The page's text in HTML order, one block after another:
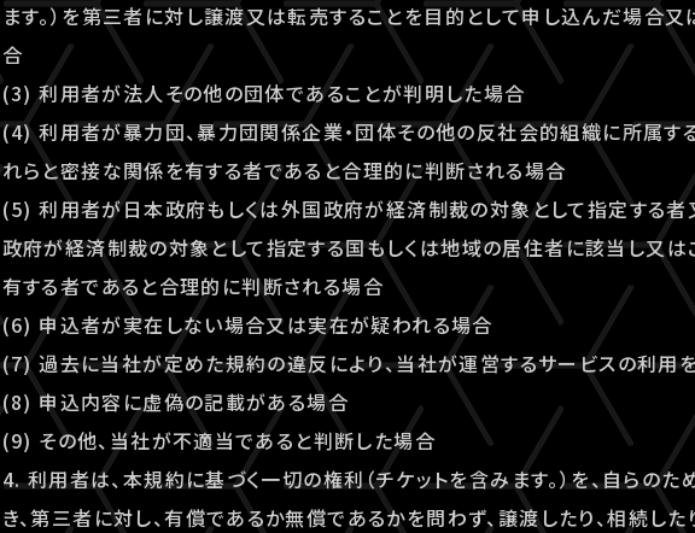
ます。）を第三者に対し譲渡又は転売することを目的として申し込んだ場合
合
(3) 利用者が法人その他の団体であることが判明した場合
(4) 利用者が暴力団、暴力団関係企業・団体その他の反社会的組織に所属す
れらと密接な関係を有する者であると合理的に判断される場合
(5) 利用者が日本政府もしくは外国政府が経済制裁の対象として指定する者
政府が経済制裁の対象として指定する国もしくは地域の居住者に該当し又
有する者であると合理的に判断される場合
(6) 申込者が実在しない場合又は実在が疑われる場合
(7) 過去に当社が定めた規約の違反により、当社が運営するサービスの利用
(8) 申込内容に虚偽の記載がある場合
(9) その他、当社が不適当であると判断した場合
4. 利用者は、本規約に基づく一切の権利（チケットを含みます。）を、自らの
き、第三者に対し、有償であるか無償であるかを問わず、譲渡したり、相続した